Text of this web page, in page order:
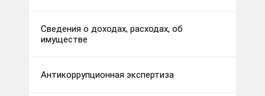
Сведения о доходах, расходах, об
имуществе
Антикоррупционная экспертиза